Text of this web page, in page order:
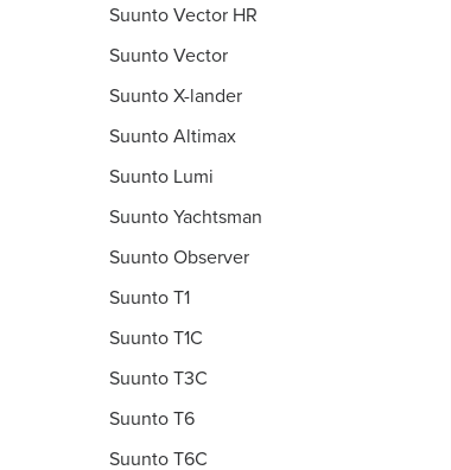
Suunto Vector HR
Suunto Vector
Suunto X-lander
Suunto Altimax
Suunto Lumi
Suunto Yachtsman
Suunto Observer
Suunto T1
Suunto T1C
Suunto T3C
Suunto T6
Suunto T6C